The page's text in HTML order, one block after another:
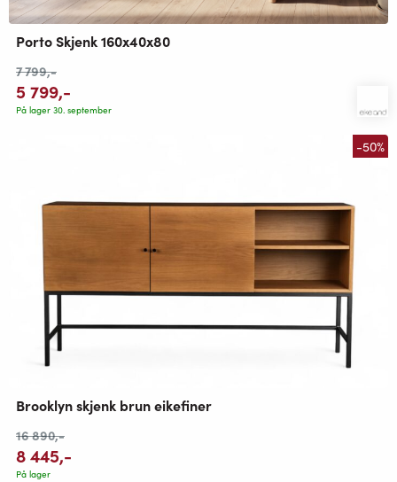
Porto Skjenk 160x40x80
7 799,-
5 799,-
På lager 30. september
-50%
Brooklyn skjenk brun eikefiner
16 890,-
8 445,-
På lager